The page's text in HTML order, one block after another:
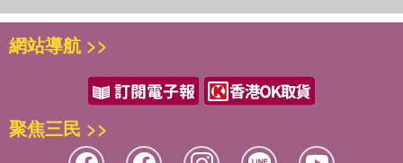
興隆的也死了。到二十二那一天五四的老伴陳二娘又死了。五四的
著大人一個個倒下，請不得郎中，抓不得藥，只急得相對痛哭。尤
其為難的是：家裡沒有一貫鈔、一錢銀子，買不了棺木，更談不上
墳地。田主呢？幾年的主客，想來總該施捨佃戶一塊埋骨之地，誰
知不但不理會，反而「呼叱昂昂」。鄰舍們都覺得難受、傷心。正
網站導航 >>
聚焦三民 >>